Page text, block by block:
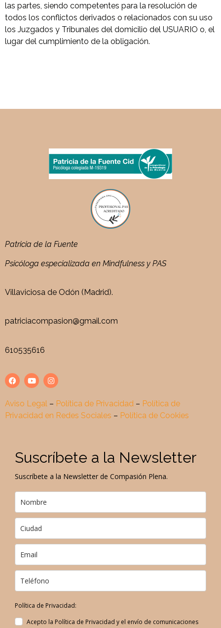
las partes, siendo competentes para la resolución de
todos los conflictos derivados o relacionados con su uso
los Juzgados y Tribunales del domicilio del USUARIO o, el
lugar del cumplimiento de la obligación.
Patricia de la Fuente
Psicóloga especializada en Mindfulness y PAS
Villaviciosa de Odón (Madrid).
patriciacompasion@gmail.com
610535616
Aviso Legal – Política de Privacidad – Política de
Privacidad en Redes Sociales – Política de Cookies
Suscríbete a la Newsletter
Suscríbete a la Newsletter de Compasión Plena.
Política de Privacidad:
Acepto la Política de Privacidad y el envío de comunicaciones